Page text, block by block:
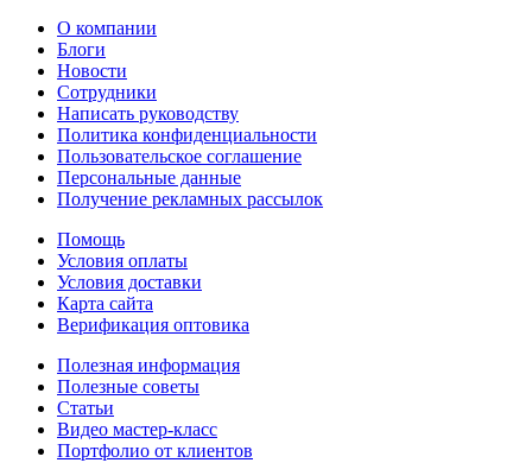
О компании
Блоги
Новости
Сотрудники
Написать руководству
Политика конфиденциальности
Пользовательское соглашение
Персональные данные
Получение рекламных рассылок
Помощь
Условия оплаты
Условия доставки
Карта сайта
Верификация оптовика
Полезная информация
Полезные советы
Статьи
Видео мастер-класс
Портфолио от клиентов